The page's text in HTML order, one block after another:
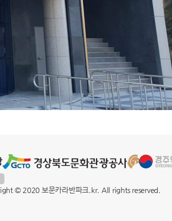
© 2020 보문카라반파크.kr. All rights reserved.